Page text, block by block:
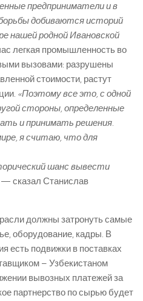
предприниматели и в
добиваются историй
нашей родной Ивановской
легкая промышленность во
вызовами: разрушены
стоимости, растут
«Поэтому все это, с одной
стороны, определенные
и принимать решения.
я считаю, что для
шанс вывести
— сказал Станислав
должны затронуть самые
оборудование, кадры. В
есть подвижки в поставках
– Узбекистаном
вывозных платежей за
партнерство по сырью будет